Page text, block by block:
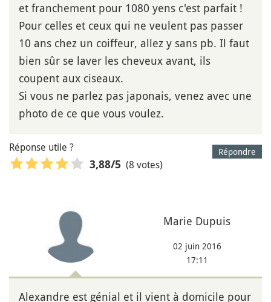
et franchement pour 1080 yens c'est parfait !
Pour celles et ceux qui ne veulent pas passer
10 ans chez un coiffeur, allez y sans pb. Il faut
bien sûr se laver les cheveux avant, ils
coupent aux ciseaux.
Si vous ne parlez pas japonais, venez avec une
photo de ce que vous voulez.
Répondre
Réponse utile ?
3,88/5 (8 votes)
Marie Dupuis
02 juin 2016
17:11
Alexandre est génial et il vient à domicile pour